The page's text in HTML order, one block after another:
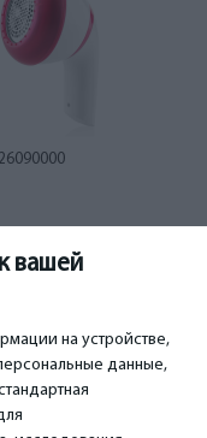
вашей
на устройстве,
данные,
€
9 10 11 12